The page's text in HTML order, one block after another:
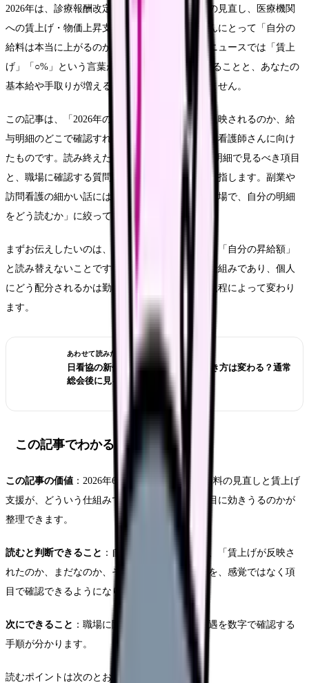
2026年は、診療報酬改定とベースアップ評価料の見直し、医療機関
への賃上げ・物価上昇支援が重なり、看護師さんにとって「自分の
給料は本当に上がるのか」が気になる年です。ニュースでは「賃上
げ」「○%」という言葉が並びますが、制度があることと、あなたの
基本給や手取りが増えることは、同じではありません。
この記事は、「2026年の賃上げが自分の給料に反映されるのか、給
与明細のどこで確認すればいいのか」を知りたい看護師さんに向け
たものです。読み終えたあとに、6月以降の給与明細で見るべき項目
と、職場に確認する質問が具体的になることを目指します。副業や
訪問看護の細かい話には踏み込まず、「いまの職場で、自分の明細
をどう読むか」に絞って整理します。
まずお伝えしたいのは、改定率や支援額の数字を「自分の昇給額」
と読み替えないことです。制度は施設に対する仕組みであり、個人
にどう配分されるかは勤務先の算定状況と給与規程によって変わり
ます。
あわせて読みたい
日看協の新体制で看護師の給料・働き方は変わる？通常
総会後に見る政策テーマ
この記事でわかること
この記事の価値 ：2026年6月のベースアップ評価料の見直しと賃上げ
支援が、どういう仕組みで、誰の・どの給与項目に効きうるのかが
整理できます。
読むと判断できること ：自分の給与明細を見て、「賃上げが反映さ
れたのか、まだなのか、そもそも対象なのか」を、感覚ではなく項
目で確認できるようになります。
次にできること ：職場に聞く質問と、いまの待遇を数字で確認する
手順が分かります。
読むポイントは次のとおりです。